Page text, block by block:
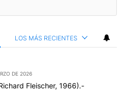
LOS MÁS RECIENTES
DE 2026
Fleischer, 1966).-